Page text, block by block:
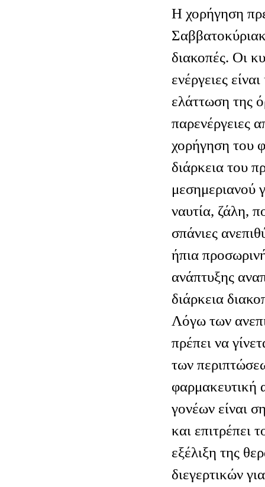
Η χορήγηση
διακοπές. Οι
ενέργειες
ελάττωση της
παρενέργειες
χορήγηση του
διάρκεια του
μεσημεριανού
ναυτία, ζάλη,
σπάνιες
ήπια
ανάπτυξης
διάρκεια
Λόγω των
πρέπει να
των
γονέων είναι
και επιτρέπει
εξέλιξη της
διεγερτικών